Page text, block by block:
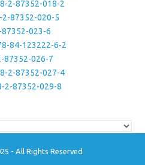
2-87352-018-2
2-87352-020-5
87352-023-6
84-123222-6-2
87352-026-7
2-87352-027-4
2-87352-029-8
- All Rights Reserved